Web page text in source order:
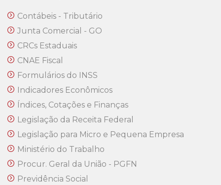
Contábeis - Tributário
Junta Comercial - GO
CRCs Estaduais
CNAE Fiscal
Formulários do INSS
Indicadores Econômicos
Índices, Cotações e Finanças
Legislação da Receita Federal
Legislação para Micro e Pequena Empresa
Ministério do Trabalho
Procur. Geral da União - PGFN
Previdência Social